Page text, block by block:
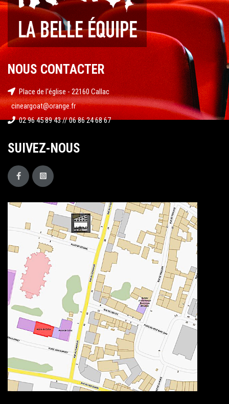
NOUS CONTACTER
Place de l'église - 22160 Callac
cineargoat@orange.fr
02 96 45 89 43 // 06 86 24 68 67
SUIVEZ-NOUS